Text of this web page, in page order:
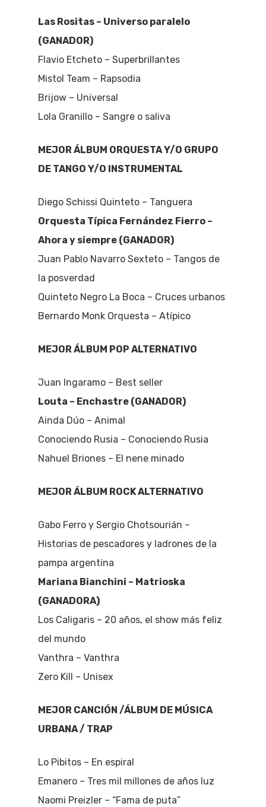
Las Rositas – Universo paralelo
(GANADOR)
Flavio Etcheto – Superbrillantes
Mistol Team – Rapsodia
Brijow – Universal
Lola Granillo – Sangre o saliva
MEJOR ÁLBUM ORQUESTA Y/O GRUPO
DE TANGO Y/O INSTRUMENTAL
Diego Schissi Quinteto – Tanguera
Orquesta Típica Fernández Fierro –
Ahora y siempre (GANADOR)
Juan Pablo Navarro Sexteto – Tangos de
la posverdad
Quinteto Negro La Boca – Cruces urbanos
Bernardo Monk Orquesta – Atípico
MEJOR ÁLBUM POP ALTERNATIVO
Juan Ingaramo – Best seller
Louta – Enchastre (GANADOR)
Ainda Dúo – Animal
Conociendo Rusia – Conociendo Rusia
Nahuel Briones – El nene minado
MEJOR ÁLBUM ROCK ALTERNATIVO
Gabo Ferro y Sergio Chotsourián –
Historias de pescadores y ladrones de la
pampa argentina
Mariana Bianchini – Matrioska
(GANADORA)
Los Caligaris – 20 años, el show más feliz
del mundo
Vanthra – Vanthra
Zero Kill – Unisex
MEJOR CANCIÓN /ÁLBUM DE MÚSICA
URBANA / TRAP
Lo Pibitos – En espiral
Emanero – Tres mil millones de años luz
Naomi Preizler – “Fama de puta”